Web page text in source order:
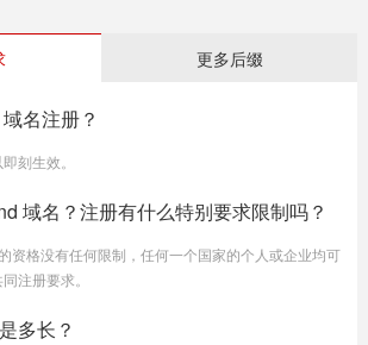
更多后缀
名注册？
刻生效。
域名？注册有什么特别要求限制吗？
资格没有任何限制，任何一个国家的个人或企业均可
注册要求。
多长？